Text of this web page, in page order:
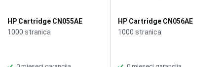
HP Cartridge CN055AE
No.933XL Magenta
1000 stranica
HP Cartridge CN056AE
No.933XL Yellow
1000 stranica